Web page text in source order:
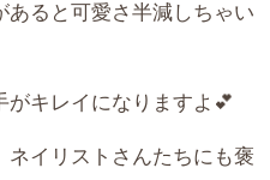
ると可愛さ半減しちゃい
キレイになりますよ💕
ネイリストさんたちにも褒